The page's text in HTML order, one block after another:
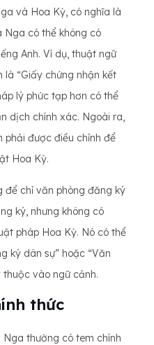
và Hoa Kỳ, có nghĩa là
Nga có thể không có
Anh. Ví dụ, thuật ngữ
là “Giấy chứng nhận kết
lý phức tạp hơn có thể
dịch chính xác. Ngoài ra,
phải được điều chỉnh để
Hoa Kỳ.
để chỉ văn phòng đăng ký
ký, nhưng không có
pháp Hoa Kỳ. Nó có thể
ký dân sự” hoặc “Văn
vào ngữ cảnh.
thức
thường có tem chính